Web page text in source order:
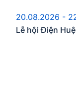
20.08.2026 -
Lễ hội Điện Huệ